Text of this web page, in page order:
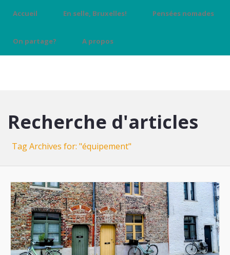
Accueil En selle, Bruxelles! Pensées nomades
On partage? A propos
Recherche d'articles
Tag Archives for: "équipement"